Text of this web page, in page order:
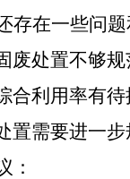
在一些问题
处置不够
利用率有
需要进一步
：